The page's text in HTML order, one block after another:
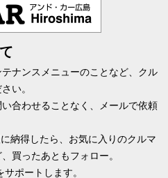
ナンスメニューのことなど、クル
い。
合わせることなく、メールで依頼
納得したら、お気に入りのクルマ
買ったあともフォロー。
ポートします。